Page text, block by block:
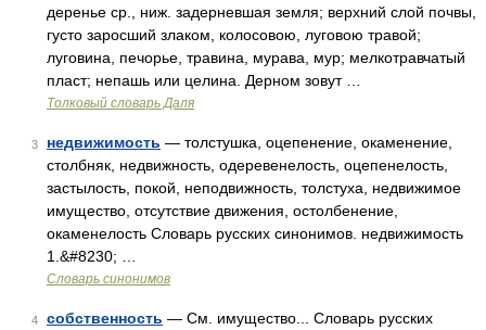
деренье ср., ниж. задерневшая земля; верхний слой почвы,
густо заросший злаком, колосовою, луговою травой;
луговина, печорье, травина, мурава, мур; мелкотравчатый
пласт; непашь или целина. Дерном зовут …
Толковый словарь Даля
3 недвижимость — толстушка, оцепенение, окаменение,
столбняк, недвижность, одеревенелость, оцепенелость,
застылость, покой, неподвижность, толстуха, недвижимое
имущество, отсутствие движения, остолбенение,
окаменелость Словарь русских синонимов. недвижимость
1.&#8230; …
Словарь синонимов
4 собственность — См. имущество... Словарь русских